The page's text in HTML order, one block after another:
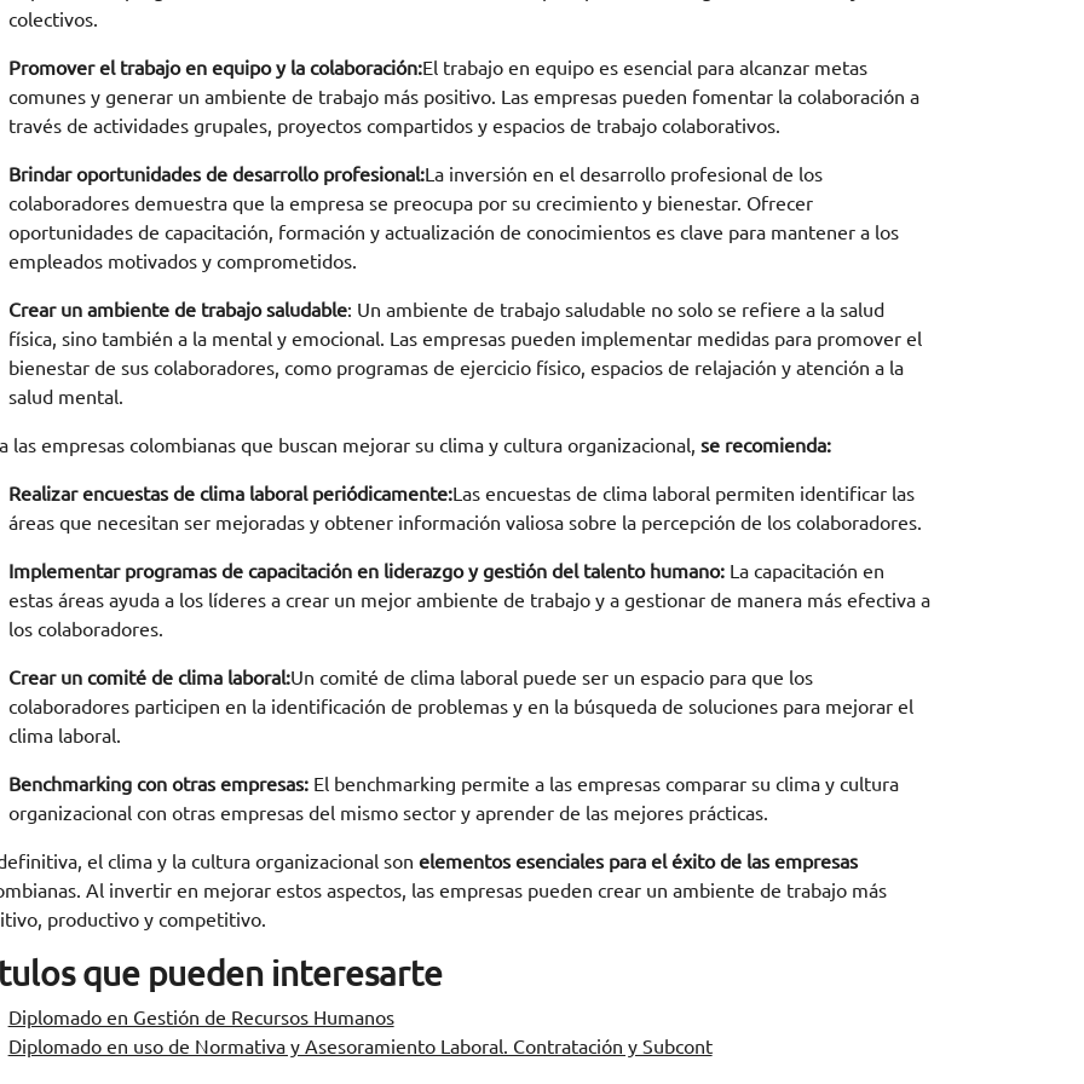
colectivos.
Promover el trabajo en equipo y la colaboración:El trabajo en equipo es esencial para alcanzar metas
comunes y generar un ambiente de trabajo más positivo. Las empresas pueden fomentar la colaboración a
través de actividades grupales, proyectos compartidos y espacios de trabajo colaborativos.
Brindar oportunidades de desarrollo profesional:La inversión en el desarrollo profesional de los
colaboradores demuestra que la empresa se preocupa por su crecimiento y bienestar. Ofrecer
oportunidades de capacitación, formación y actualización de conocimientos es clave para mantener a los
empleados motivados y comprometidos.
Crear un ambiente de trabajo saludable: Un ambiente de trabajo saludable no solo se refiere a la salud
física, sino también a la mental y emocional. Las empresas pueden implementar medidas para promover el
bienestar de sus colaboradores, como programas de ejercicio físico, espacios de relajación y atención a la
salud mental.
las empresas colombianas que buscan mejorar su clima y cultura organizacional, se recomienda:
Realizar encuestas de clima laboral periódicamente:Las encuestas de clima laboral permiten identificar las
áreas que necesitan ser mejoradas y obtener información valiosa sobre la percepción de los colaboradores.
Implementar programas de capacitación en liderazgo y gestión del talento humano:La capacitación en
estas áreas ayuda a los líderes a crear un mejor ambiente de trabajo y a gestionar de manera más efectiva a
los colaboradores.
Crear un comité de clima laboral:Un comité de clima laboral puede ser un espacio para que los
colaboradores participen en la identificación de problemas y en la búsqueda de soluciones para mejorar el
clima laboral.
Benchmarking con otras empresas:El benchmarking permite a las empresas comparar su clima y cultura
organizacional con otras empresas del mismo sector y aprender de las mejores prácticas.
el clima y la cultura organizacional son elementos esenciales para el éxito de las empresas
Al invertir en mejorar estos aspectos, las empresas pueden crear un ambiente de trabajo más
productivo y competitivo.
que pueden interesarte
Diplomado en Gestión de Recursos Humanos
Diplomado en uso de Normativa y Asesoramiento Laboral. Contratación y Subcont